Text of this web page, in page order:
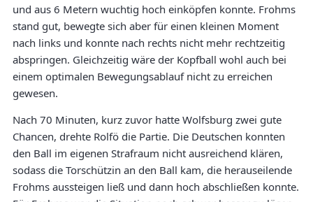
und aus 6 Metern wuchtig hoch einköpfen konnte. Frohms
stand gut, bewegte sich aber für einen kleinen Moment
nach links und konnte nach rechts nicht mehr rechtzeitig
abspringen. Gleichzeitig wäre der Kopfball wohl auch bei
einem optimalen Bewegungsablauf nicht zu erreichen
gewesen.
Nach 70 Minuten, kurz zuvor hatte Wolfsburg zwei gute
Chancen, drehte Rolfö die Partie. Die Deutschen konnten
den Ball im eigenen Strafraum nicht ausreichend klären,
sodass die Torschützin an den Ball kam, die herauseilende
Frohms aussteigen ließ und dann hoch abschließen konnte.